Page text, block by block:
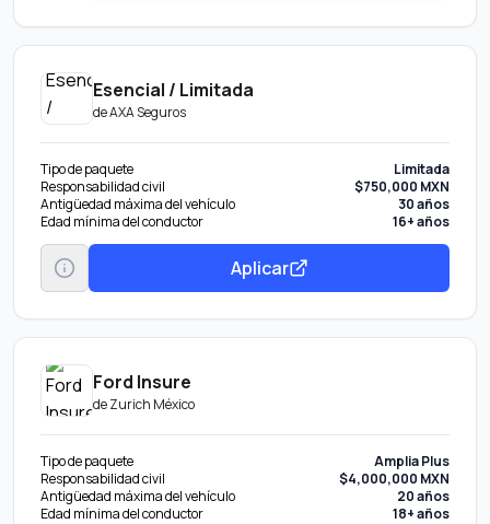
Esencial / Limitada
deAXA Seguros
Tipo de paquete
Limitada
Responsabilidad civil
$750,000 MXN
Antigüedad máxima del vehículo
30 años
Edad mínima del conductor
16+ años
Aplicar
Ford Insure
deZurich México
Tipo de paquete
Amplia Plus
Responsabilidad civil
$4,000,000 MXN
Antigüedad máxima del vehículo
20 años
Edad mínima del conductor
18+ años